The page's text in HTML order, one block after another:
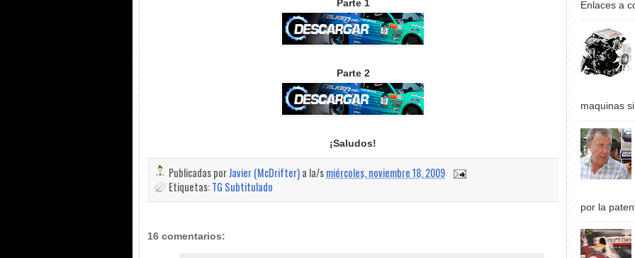
Parte 1
Parte 2
¡Saludos!
Publicadas porJavier (McDrifter)a la/smiércoles, noviembre 18, 2009
Etiquetas:TG Subtitulado
16 comentarios:
Enlaces a
maquinas
por la